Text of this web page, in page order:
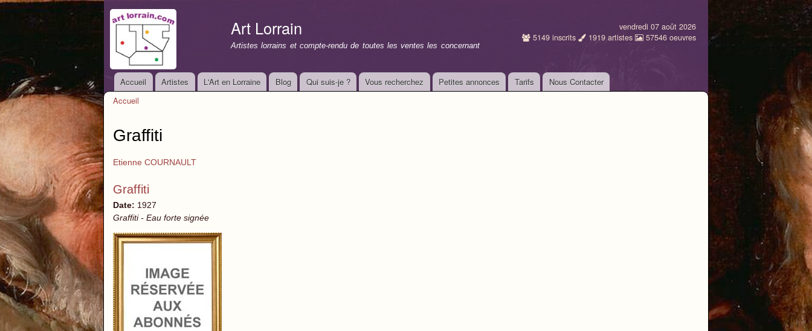
Art Lorrain
Artistes lorrains et compte-rendu de toutes les ventes les concernant
vendredi 07 août 2026
5149 inscrits 1919 artistes 57546 oeuvres
Menu principal
Accueil Artistes L'Art en Lorraine Blog Qui suis-je ? Vous recherchez Petites annonces Tarifs Nous Contacter
Accueil
Graffiti
Etienne COURNAULT
Graffiti
Date: 1927
Graffiti - Eau forte signée